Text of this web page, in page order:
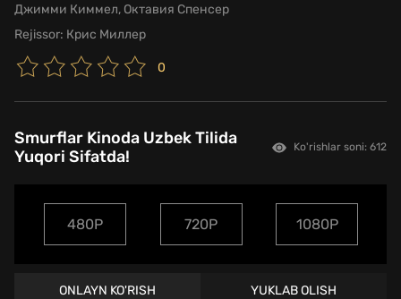
Джимми Киммел, Октавия Спенсер
Rejissor: Крис Миллер
0
Smurflar Kinoda Uzbek Tilida
Yuqori Sifatda!
Ko'rishlar soni: 612
480P 720P 1080P
ONLAYN KO'RISH YUKLAB OLISH